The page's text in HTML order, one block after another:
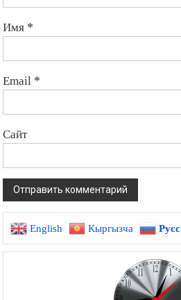
Имя *
Email *
Сайт
English Кыргызча